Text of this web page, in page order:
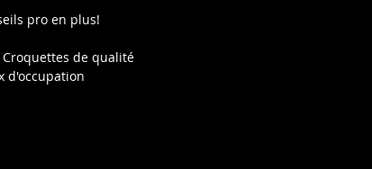
pro en plus!
Croquettes de qualité
d'occupation